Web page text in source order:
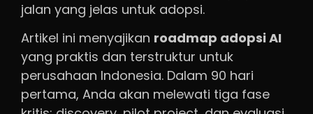
jalan yang jelas untuk adopsi.
Artikel ini menyajikan roadmap adopsi AI
yang praktis dan terstruktur untuk
perusahaan Indonesia. Dalam 90 hari
pertama, Anda akan melewati tiga fase